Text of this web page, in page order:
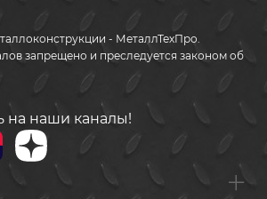
- МеталлТехПро.
запрещено и преследуется законом об
на наши каналы!